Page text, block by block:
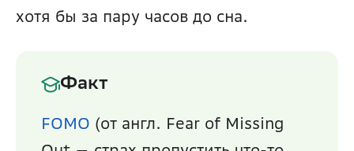
хотя бы за пару часов до сна.
Факт
FOMO (от англ. Fear of Missing